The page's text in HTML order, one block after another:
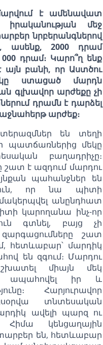
է ամենավատ
իրականության մեջ
նրբերանգներով
ասենք, 2000 դրամ
000 դրամ։ Կարո՞ղ ենք
այն բանի, որ Աստծու
ստացած մարդն
գլխավոր արժեքը չի
դրամն է դարձել
արժեք։
են տեղի
պատճառներից մեկը
բաղադրիչը։
է ազդում մարդու
պահանջներ են
որ նա պիտի
անընդհատ
կարողանա ինչ-որ
գտնել, բայց չի
շատ
հետևաբար՝ մարդիկ
են զգում։ Մարդու
միայն մեկ
ապահովել իր և
Հարյուրավոր
տնտեսական
ավելի պարզ ու
կենցաղային
են, հետևաբար